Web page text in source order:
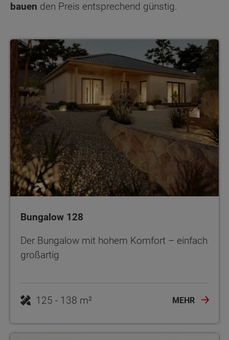
bauen den Preis entsprechend günstig.
Bungalow 128
Der Bungalow mit hohem Komfort – einfach
großartig
125 - 138 m² MEHR